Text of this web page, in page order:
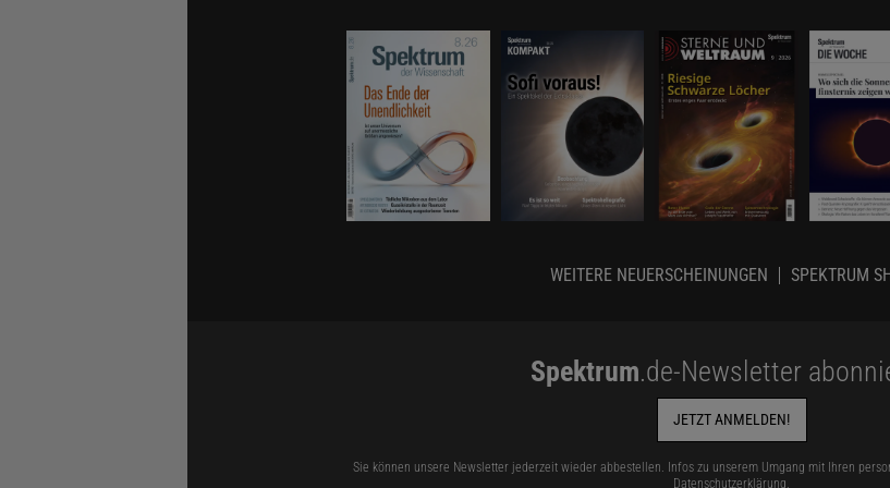
Uwe Schwagmeier mit Wolfsskulptur | Uwe Schwagmeier findet den
WEITERE NEUERSCHEINUNGEN SPEKTRUM
Spektrum.de-Newsletter
JETZT ANMELDEN!
Sie können unsere Newsletter jederzeit wieder abbestellen. Infos zu unserem Umgang mit Ihren
Datenschutzerklärung.